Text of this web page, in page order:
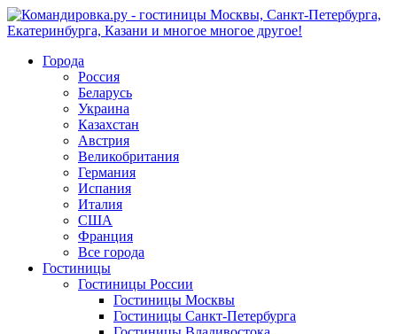
Города
Россия
Беларусь
Украина
Казахстан
Австрия
Великобритания
Германия
Испания
Италия
США
Франция
Все города
Гостиницы
Гостиницы России
Гостиницы Mосквы
Гостиницы Санкт-Петербурга